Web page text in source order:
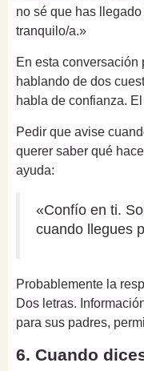
no sé que has
tranquilo/a.»
En esta conversación
hablando de dos
habla de confianza.
Pedir que avise
querer saber qué
ayuda:
«Confío en ti.
cuando llegues
Probablemente la
Dos letras.
para sus padres,
6. Cuando